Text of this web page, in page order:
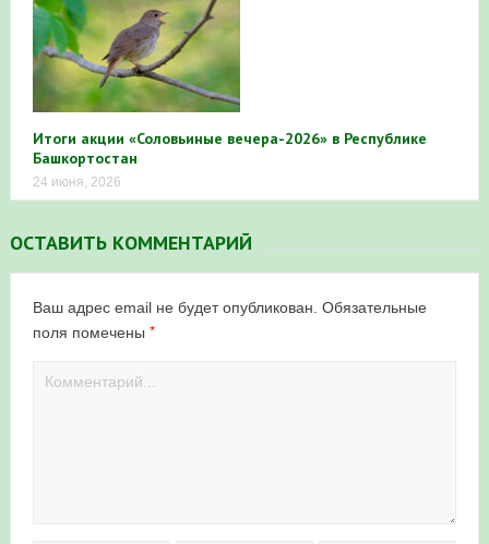
Итоги акции «Соловьиные вечера-2026» в Республике
Башкортостан
24 июня, 2026
ОСТАВИТЬ КОММЕНТАРИЙ
Ваш адрес email не будет опубликован. Обязательные
поля помечены *